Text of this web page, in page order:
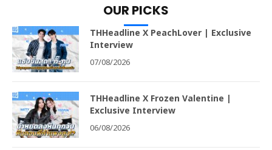
OUR PICKS
THHeadline X PeachLover | Exclusive
Interview
07/08/2026
THHeadline X Frozen Valentine |
Exclusive Interview
06/08/2026